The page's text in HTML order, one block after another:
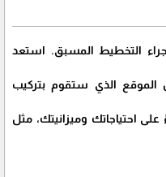
التخطيط المسبق. استعد
الذي ستقوم بتركيب
على احتياجاتك وميزانيتك، مثل